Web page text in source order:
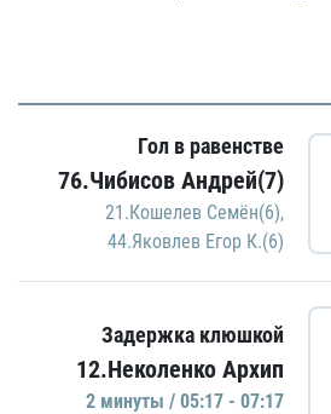
Гол в равенстве
76.Чибисов Андрей(7)
21.Кошелев Семён(6),
44.Яковлев Егор К.(6)
Задержка клюшкой
12.Неколенко Архип
2 минуты / 05:17 - 07:17